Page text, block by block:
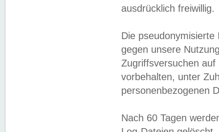
ausdrücklich freiwillig.
Die
gegen unsere
Zugriffsversuchen
vorbehalten, unter
personenbezogenen
Nach 60 Tagen